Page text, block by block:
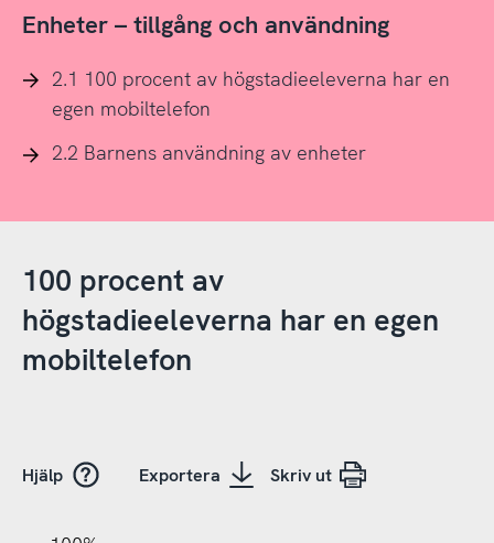
Enheter – tillgång och användning
2.1 100 procent av högstadieeleverna har en
egen mobiltelefon
2.2 Barnens användning av enheter
100 procent av
högstadieeleverna har en egen
mobiltelefon
Hjälp Exportera Skriv ut